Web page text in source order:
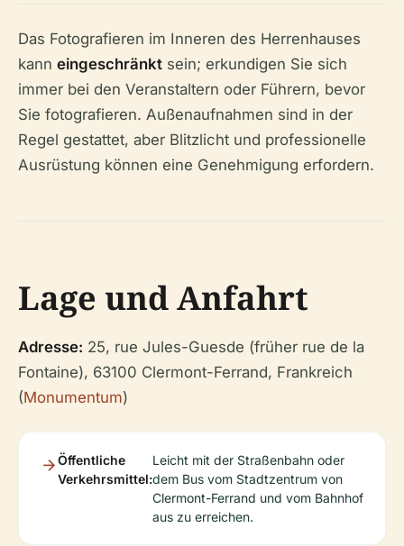
Das Fotografieren im Inneren des Herrenhauses
kann eingeschränkt sein; erkundigen Sie sich
immer bei den Veranstaltern oder Führern, bevor
Sie fotografieren. Außenaufnahmen sind in der
Regel gestattet, aber Blitzlicht und professionelle
Ausrüstung können eine Genehmigung erfordern.
Lage und Anfahrt
Adresse: 25, rue Jules-Guesde (früher rue de la
Fontaine), 63100 Clermont-Ferrand, Frankreich
(Monumentum)
Öffentliche
Verkehrsmittel:
Leicht mit der Straßenbahn oder
dem Bus vom Stadtzentrum von
Clermont-Ferrand und vom Bahnhof
aus zu erreichen.